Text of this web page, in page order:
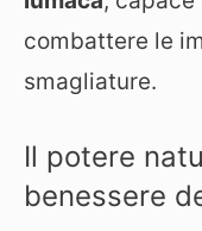
combattere le
smagliature.
Il potere
benessere